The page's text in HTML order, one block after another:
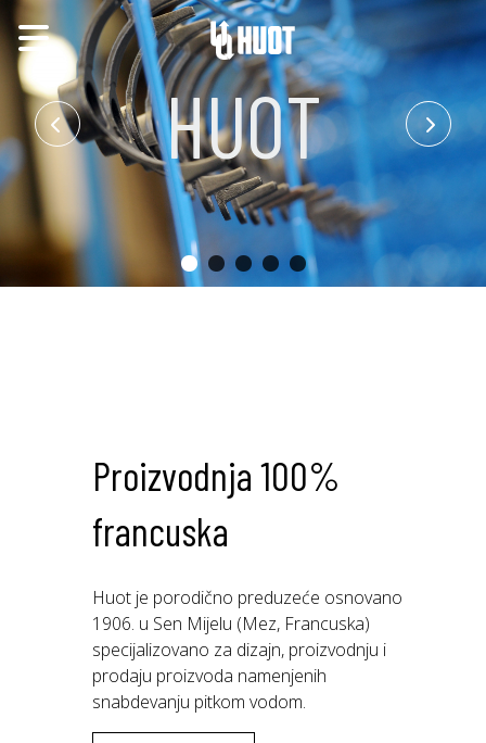
HUOT
Proizvodnja 100%
francuska
Huot je porodično preduzeće osnovano
1906. u Sen Mijelu (Mez, Francuska)
specijalizovano za dizajn, proizvodnju i
prodaju proizvoda namenjenih
snabdevanju pitkom vodom.